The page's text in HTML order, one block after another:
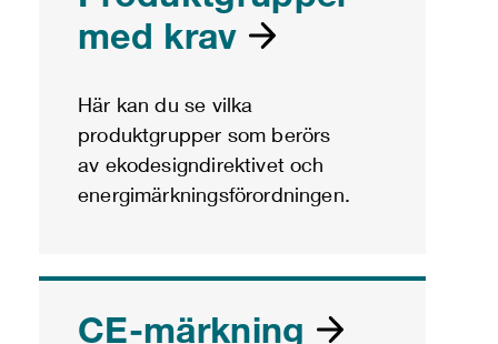
med krav
Här kan du se vilka
produktgrupper som berörs
av ekodesigndirektivet och
energimärkningsförordningen.
CE-märkning